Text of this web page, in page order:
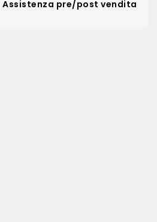
Assistenza pre/post vendita